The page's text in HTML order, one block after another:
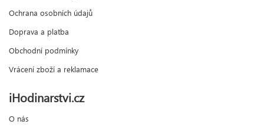
Ochrana osobních údajů
Doprava a platba
Obchodní podmínky
Vrácení zboží a reklamace
iHodinarstvi.cz
O nás